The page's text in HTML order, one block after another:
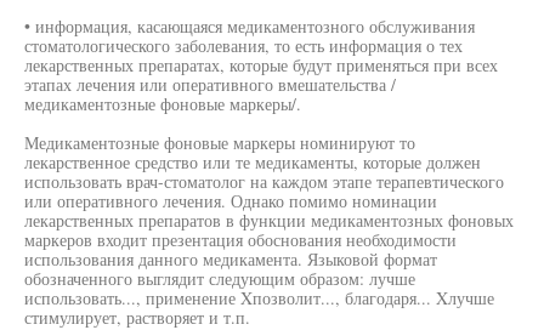
• информация, касающаяся медикаментозного обслуживания
стоматологического заболевания, то есть информация о тех
лекарственных препаратах, которые будут применяться при всех
этапах лечения или оперативного вмешательства /
медикаментозные фоновые маркеры/.
Медикаментозные фоновые маркеры номинируют то
лекарственное средство или те медикаменты, которые должен
использовать врач-стоматолог на каждом этапе терапевтического
или оперативного лечения. Однако помимо номинации
лекарственных препаратов в функции медикаментозных фоновых
маркеров входит презентация обоснования необходимости
использования данного медикамента. Языковой формат
обозначенного выглядит следующим образом: лучше
использовать..., применение Xпозволит..., благодаря... Xлучше
стимулирует, растворяет и т.п.